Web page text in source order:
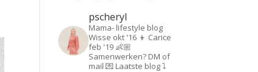
pscheryl
Mama- lifestyle blog
Wisse okt '16 👦 Carice
feb '19 👶🏼
Samenwerken? DM of
mail 💌 Laatste blog ⤵️